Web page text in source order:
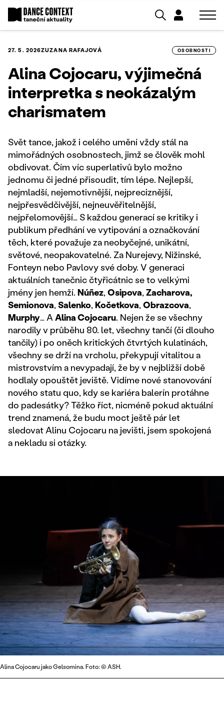
27. 5. 2026ZUZANA RAFAJOVÁ OSOBNOSTI
Alina Cojocaru, výjimečná
interpretka s neokázalým
charismatem
Svět tance, jakož i celého umění vždy stál na
mimořádných osobnostech, jimž se člověk mohl
obdivovat. Čím víc superlativů bylo možno
jednomu či jedné přisoudit, tím lépe. Nejlepší,
nejmladší, nejemotivnější, nejpreciznější,
nejpřesvědčivější, nejneuvěřitelnější,
nejpřelomovější… S každou generací se kritiky i
publikum předhání ve vytipování a označkování
těch, které považuje za neobyčejné, unikátní,
světové, neopakovatelné. Za Nurejevy, Nižinské,
Fonteyn nebo Pavlovy své doby. V generaci
aktuálních tanečnic čtyřicátnic se to velkými
jmény jen hemží. Núñez,Osipova,Zacharova,
Semionova,Salenko,Kočetkova,Obrazcova,
Murphy… AAlina Cojocaru. Nejen že se všechny
narodily v průběhu 80. let, všechny tančí (či dlouho
tančily) i po oněch kritických čtvrtých kulatinách,
všechny se drží na vrcholu, překypují vitalitou a
mistrovstvím a nevypadají, že by v nejbližší době
hodlaly opouštět jeviště. Vidíme nové stanovování
nového statu quo, kdy se kariéra balerín protáhne
do padesátky? Těžko říct, nicméně pokud aktuální
trend znamená, že budu moct ještě pár let
sledovat Alinu Cojocaru na jevišti, jsem spokojená
a nekladu si otázky.
Alina Cojocaru jako Gelsomina. Foto: © ASH.